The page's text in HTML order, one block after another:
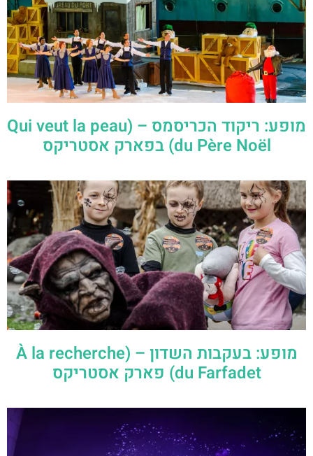
מופע: ריקוד הכריסמס – (Qui veut la peau
du Père Noël) בפארק אסטריקס
מופע: בעקבות השדון – (À la recherche
du Farfadet) פארק אסטריקס